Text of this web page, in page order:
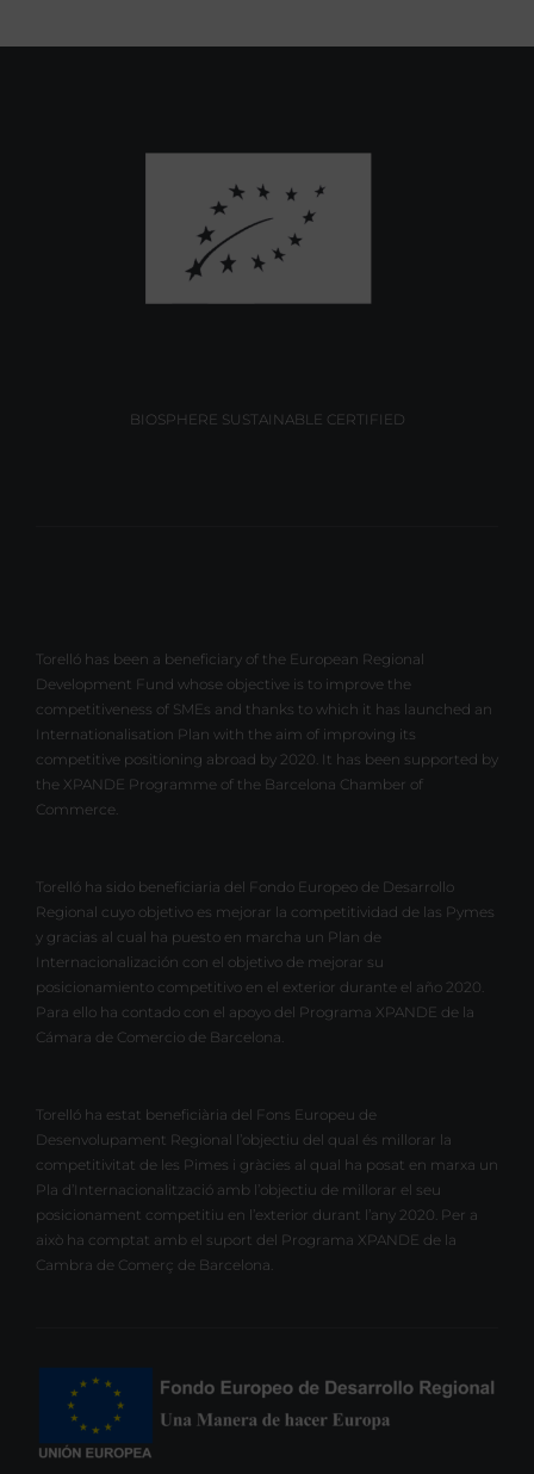
BIOSPHERE SUSTAINABLE CERTIFIED
Torelló has been a beneficiary of the European Regional
Development Fund whose objective is to improve the
competitiveness of SMEs and thanks to which it has launched an
Internationalisation Plan with the aim of improving its
competitive positioning abroad by 2020. It has been supported by
the XPANDE Programme of the Barcelona Chamber of
Commerce.
Torelló ha sido beneficiaria del Fondo Europeo de Desarrollo
Regional cuyo objetivo es mejorar la competitividad de las Pymes
y gracias al cual ha puesto en marcha un Plan de
Internacionalización con el objetivo de mejorar su
posicionamiento competitivo en el exterior durante el año 2020.
Para ello ha contado con el apoyo del Programa XPANDE de la
Cámara de Comercio de Barcelona.
Torelló ha estat beneficiària del Fons Europeu de
Desenvolupament Regional l’objectiu del qual és millorar la
competitivitat de les Pimes i gràcies al qual ha posat en marxa un
Pla d’Internacionalització amb l’objectiu de millorar el seu
posicionament competitiu en l’exterior durant l’any 2020. Per a
això ha comptat amb el suport del Programa XPANDE de la
Cambra de Comerç de Barcelona.